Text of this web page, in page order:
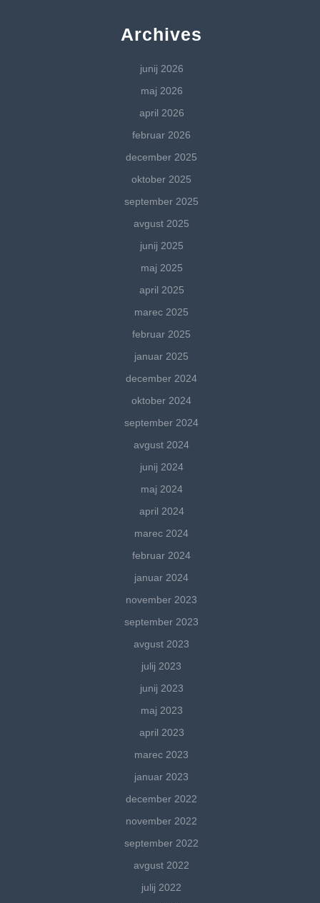
Archives
junij 2026
maj 2026
april 2026
februar 2026
december 2025
oktober 2025
september 2025
avgust 2025
junij 2025
maj 2025
april 2025
marec 2025
februar 2025
januar 2025
december 2024
oktober 2024
september 2024
avgust 2024
junij 2024
maj 2024
april 2024
marec 2024
februar 2024
januar 2024
november 2023
september 2023
avgust 2023
julij 2023
junij 2023
maj 2023
april 2023
marec 2023
januar 2023
december 2022
november 2022
september 2022
avgust 2022
julij 2022